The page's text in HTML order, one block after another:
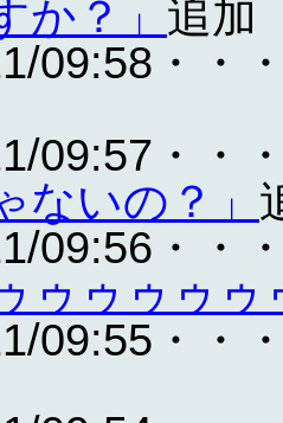
か？」 追加
09:58・・
09:57・・
ないの？」
09:56・・
ゥゥゥゥ
09:55・・